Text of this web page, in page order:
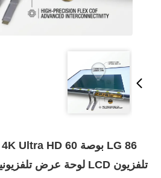
تلفزيون LCD لوحة عرض تلفزيونية للوضع الرقمي الكبير